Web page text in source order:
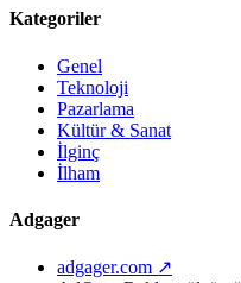
Kategoriler
Genel
Teknoloji
Pazarlama
Kültür & Sanat
İlginç
İlham
Adgager
adgager.com ↗